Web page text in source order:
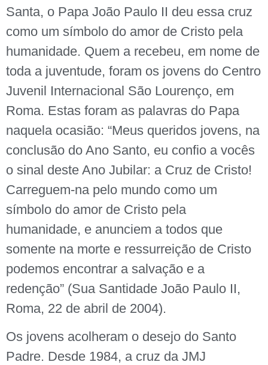
Santa, o Papa João Paulo II deu essa cruz
como um símbolo do amor de Cristo pela
humanidade. Quem a recebeu, em nome de
toda a juventude, foram os jovens do Centro
Juvenil Internacional São Lourenço, em
Roma. Estas foram as palavras do Papa
naquela ocasião: “Meus queridos jovens, na
conclusão do Ano Santo, eu confio a vocês
o sinal deste Ano Jubilar: a Cruz de Cristo!
Carreguem-na pelo mundo como um
símbolo do amor de Cristo pela
humanidade, e anunciem a todos que
somente na morte e ressurreição de Cristo
podemos encontrar a salvação e a
redenção” (Sua Santidade João Paulo II,
Roma, 22 de abril de 2004).
Os jovens acolheram o desejo do Santo
Padre. Desde 1984, a cruz da JMJ